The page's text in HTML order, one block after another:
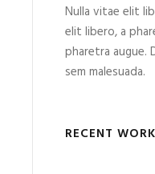
Nulla vitae elit
elit libero, a
pharetra augue.
sem malesuada.
RECENT